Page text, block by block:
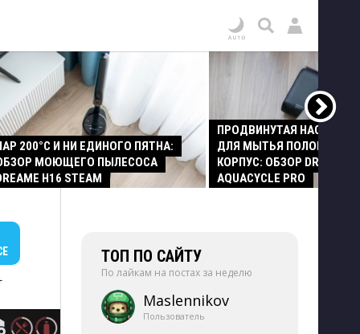
200°C И НИ ЕДИНОГО ПЯТНА:
МОЮЩЕГО ПЫЛЕСОСА
H16 STEAM
ПРОДВИНУТАЯ НАСАДКА
ДЛЯ МЫТЬЯ ПОЛОВ И
КОРПУС: ОБЗОР DREAME
AQUACYCLE PRO
ТОП ПО САЙТУ
По лайкам на постах за неделю
Maslennikov
Пользователь